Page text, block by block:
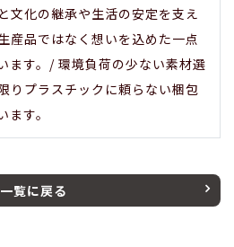
文化の継承や生活の安定を支え
産品ではなく想いを込めた一点
ます。/ 環境負荷の少ない素材選
りプラスチックに頼らない梱包
ます。
一覧に戻る